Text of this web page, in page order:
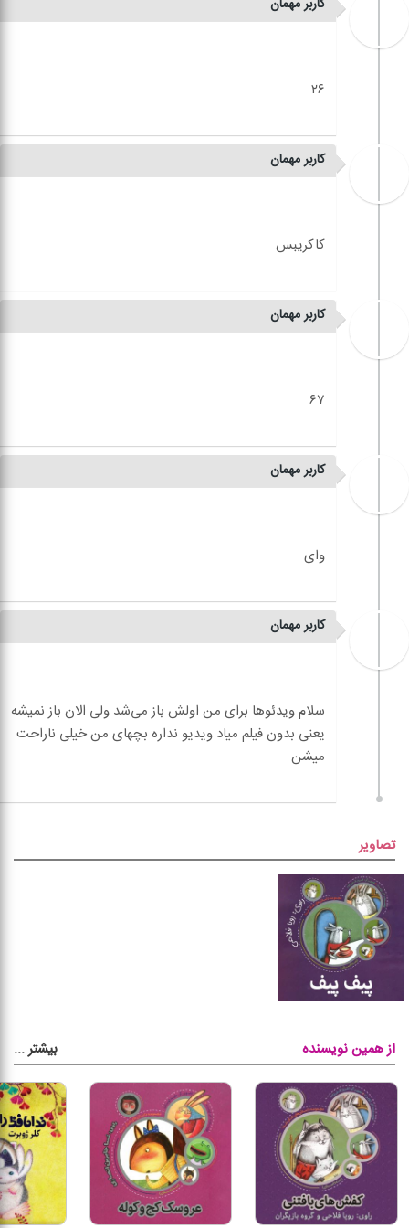
کاربر مهمان
کاربر مهمان
کاربر مهمان
کاربر مهمان
سلام ویدئوها برای من اولش باز می‌شد ولی الان باز نمیشه
یعنی بدون فیلم میاد ویدیو نداره بچهای من خیلی ناراحت
تصاویر
از همین نویسنده بیشتر...